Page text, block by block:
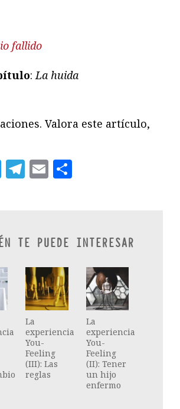
fallido
:La huida
Valora este artículo,
Twitter
Telegram
Email
TE PUEDE INTERESAR
La
experiencia
You-
Feeling
(III): Las
reglas
La
experiencia
You-
Feeling
(II): Tener
un hijo
enfermo